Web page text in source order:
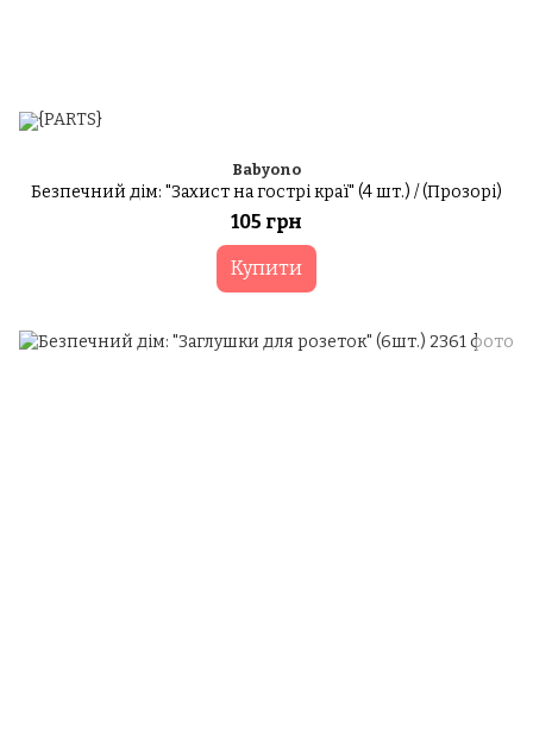
Babyono
Безпечний дім: "Захист на гострі краї" (4 шт.) / (Прозорі)
105 грн
Купити